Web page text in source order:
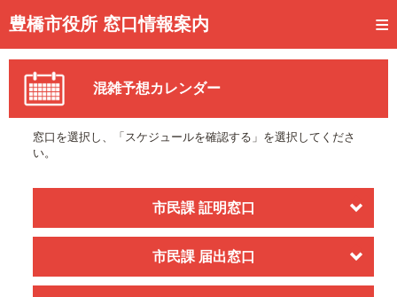
豊橋市役所 窓口情報案内
トップページ
事前予約
予約状況確認
メール通知登録
混雑予想カレンダー
窓口を選択し、「スケジュールを確認する」を選択してくださ
い。
市民課 証明窓口
市民課 届出窓口